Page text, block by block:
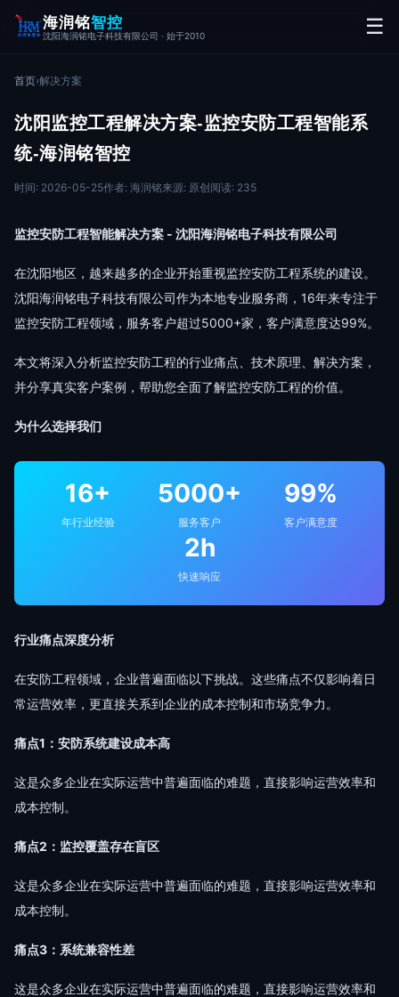
海润铭智控
沈阳海润铭电子科技有限公司 · 始于2010 ☰
首页›解决方案
沈阳监控工程解决方案-监控安防工程智能系
统-海润铭智控
时间: 2026-05-25作者: 海润铭来源: 原创阅读: 235
监控安防工程智能解决方案 - 沈阳海润铭电子科技有限公司
在沈阳地区，越来越多的企业开始重视监控安防工程系统的建设。
沈阳海润铭电子科技有限公司作为本地专业服务商，16年来专注于
监控安防工程领域，服务客户超过5000+家，客户满意度达99%。
本文将深入分析监控安防工程的行业痛点、技术原理、解决方案，
并分享真实客户案例，帮助您全面了解监控安防工程的价值。
为什么选择我们
16+
年行业经验
5000+
服务客户
99%
客户满意度
2h
快速响应
行业痛点深度分析
在安防工程领域，企业普遍面临以下挑战。这些痛点不仅影响着日
常运营效率，更直接关系到企业的成本控制和市场竞争力。
痛点1：安防系统建设成本高
这是众多企业在实际运营中普遍面临的难题，直接影响运营效率和
成本控制。
痛点2：监控覆盖存在盲区
这是众多企业在实际运营中普遍面临的难题，直接影响运营效率和
成本控制。
痛点3：系统兼容性差
这是众多企业在实际运营中普遍面临的难题，直接影响运营效率和